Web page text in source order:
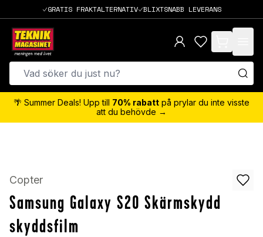
GRATIS FRAKTALTERNATIV BLIXTSNABB LEVERANS
items in cart,
🌴 Summer Deals! Upp till 70% rabatt på prylar du inte visste
att du behövde →
Copter
Samsung Galaxy S20 Skärmskydd
skyddsfilm